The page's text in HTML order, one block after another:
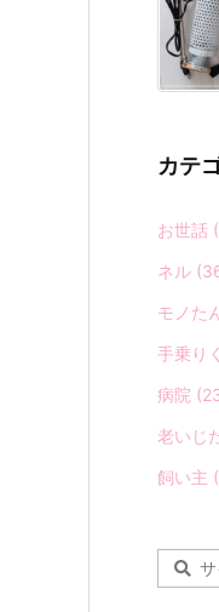
カテ
お世話
ネル
モノた
手乗り
病院
老いじ
飼い主